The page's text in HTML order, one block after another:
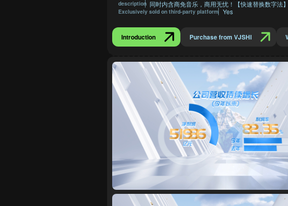
description 同时内含商免音乐，商用无忧！【快速替换数字法
Exclusively sold on third-party platform Yes
Introduction Purchase from VJSHI